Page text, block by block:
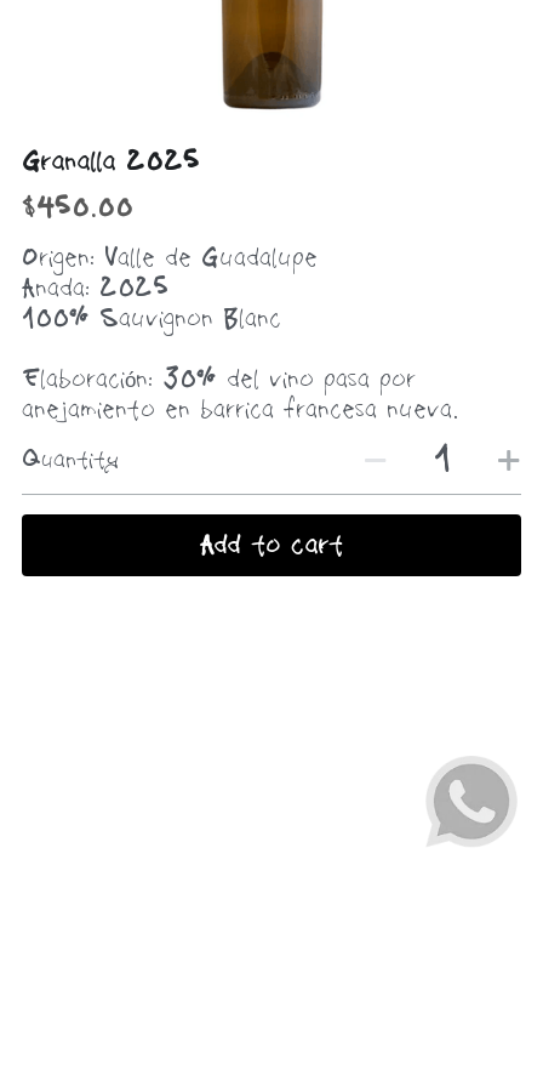
Granalla 2025
$450.00
Origen: Valle de Guadalupe
Anada: 2025
100% Sauvignon Blanc
Elaboración: 30% del vino pasa por
anejamiento en barrica francesa nueva.
Quantity
Add to cart